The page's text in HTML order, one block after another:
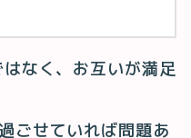
なく、お互いが満足
ごせていれば問題あ